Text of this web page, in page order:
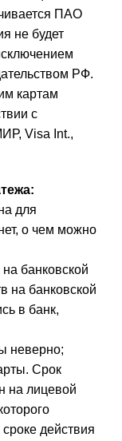
ПАО
не будет
РФ.
картам
с
Visa Int.,
для
о чем можно
банковской
на банковской
в банк,
неверно;
Срок
на лицевой
действия